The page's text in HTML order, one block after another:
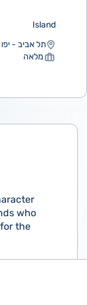
Island
תל אביב - יפו
מלאה
who
the
class
the